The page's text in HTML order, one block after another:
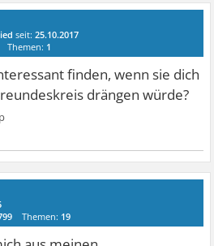
seit:25.10.2017
Themen: 1
finden, wenn sie dich
drängen würde?
Themen: 19